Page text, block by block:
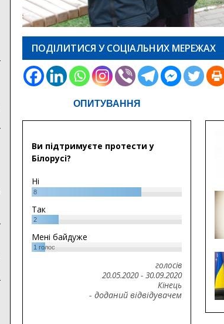
ПОДІЛИТИСЯ У СОЦІАЛЬНИХ МЕРЕЖАХ
ОПИТУВАННЯ
Ви підтримуєте протести у
Білорусі?
Ні
8
Так
2
Мені байдуже
1голос
голосів
20.05.2020- 30.09.2020
Кінець
- доданий відвідувачем